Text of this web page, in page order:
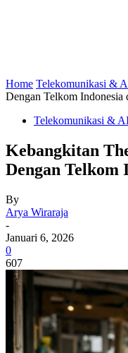
Home Telekomunikasi &
Dengan Telkom Indonesia
Telekomunikasi &
Kebangkitan
Dengan Telkom
By
Arya Wiraraja
-
Januari 6, 2026
0
607